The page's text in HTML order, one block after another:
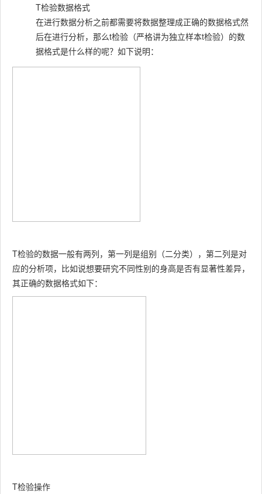
T检验数据格式
在进行数据分析之前都需要将数据整理成正确的数据格式然
后在进行分析，那么t检验（严格讲为独立样本t检验）的数
据格式是什么样的呢？如下说明：
T检验的数据一般有两列，第一列是组别（二分类），第二列是对
应的分析项，比如说想要研究不同性别的身高是否有显著性差异，
其正确的数据格式如下：
T检验操作